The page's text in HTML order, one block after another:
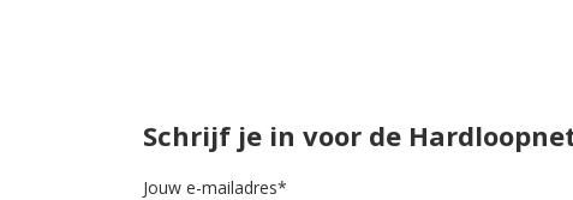
Schrijf je in voor de
Jouw e-mailadres*